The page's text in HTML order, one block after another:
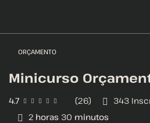
ORÇAMENTO
Minicurso
4.7 (26) 343
2 horas 30 minutos